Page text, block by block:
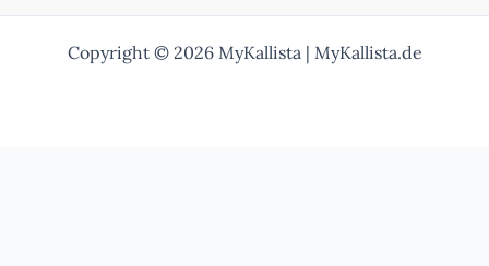
Copyright © 2026 MyKallista | MyKallista.de